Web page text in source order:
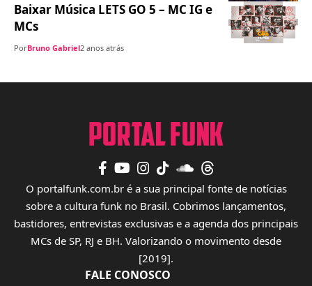
Baixar Música LETS GO 5 – MC IG e
MCs
PorBruno Gabriel2 anos atrás
O portalfunk.com.br é a sua principal fonte de notícias
sobre a cultura funk no Brasil. Cobrimos lançamentos,
bastidores, entrevistas exclusivas e a agenda dos principais
MCs de SP, RJ e BH. Valorizando o movimento desde
[2019].
FALE CONOSCO